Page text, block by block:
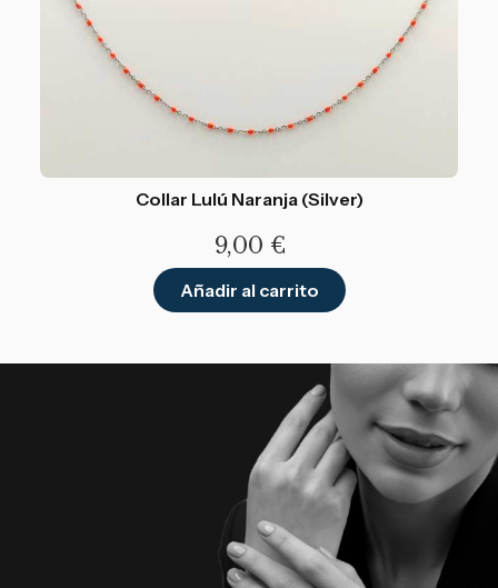
Collar Lulú Naranja (Silver)
9,00 €
Añadir al carrito